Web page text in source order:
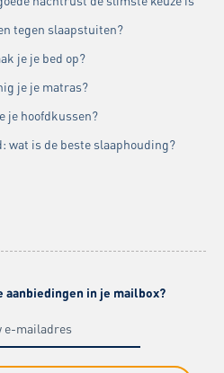
tegen slaapstuiten?
je je bed op?
je je matras?
je hoofdkussen?
wat is de beste slaaphouding?
aanbiedingen in je mailbox?